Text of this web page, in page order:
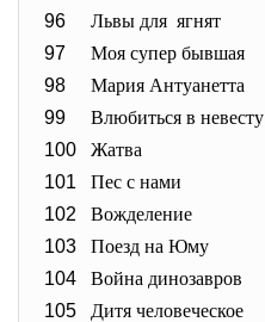
96
Львы для ягнят
97
Моя супер бывшая
98
Мария Антуанетта
99
Влюбиться в невесту
100
Жатва
101
Пес с нами
102
Вожделение
103
Поезд на Юму
104
Война динозавров
105
Дитя человеческое